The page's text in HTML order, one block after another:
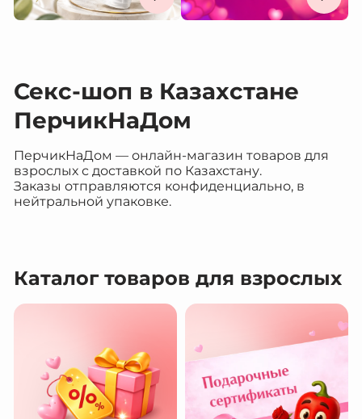
Секс-шоп в Казахстане
ПерчикНаДом
ПерчикНаДом — онлайн-магазин товаров для
взрослых с доставкой по Казахстану.
Заказы отправляются конфиденциально, в
нейтральной упаковке.
Каталог товаров для взрослых